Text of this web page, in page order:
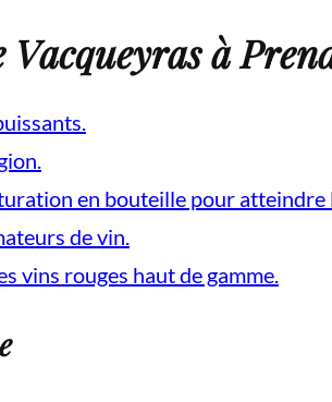
à
en bouteille pour
de vin.
vins rouges haut de gamme.